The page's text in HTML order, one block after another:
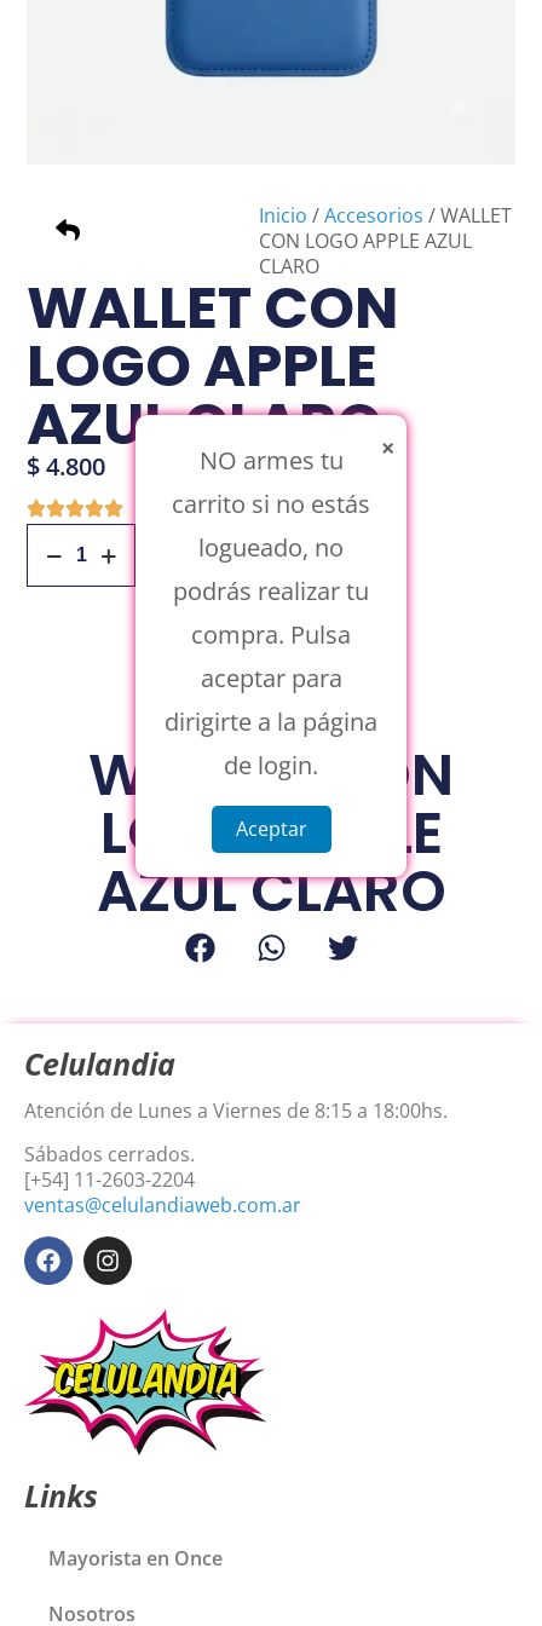
Inicio /Accesorios / WALLET
CON LOGO APPLE AZUL
CLARO
WALLET CON
LOGO APPLE
AZUL CLARO
$4.800
Añadir Al Carrito
WALLET CON
LOGO APPLE
AZUL CLARO
Celulandia
Atención de Lunes a Viernes de 8:15 a 18:00hs.
Sábados cerrados.
[+54] 11-2603-2204
ventas@celulandiaweb.com.ar
Links
Mayorista en Once
Nosotros
×
NO armes tu
carrito si no estás
logueado, no
podrás realizar tu
compra. Pulsa
aceptar para
dirigirte a la página
de login.
Aceptar